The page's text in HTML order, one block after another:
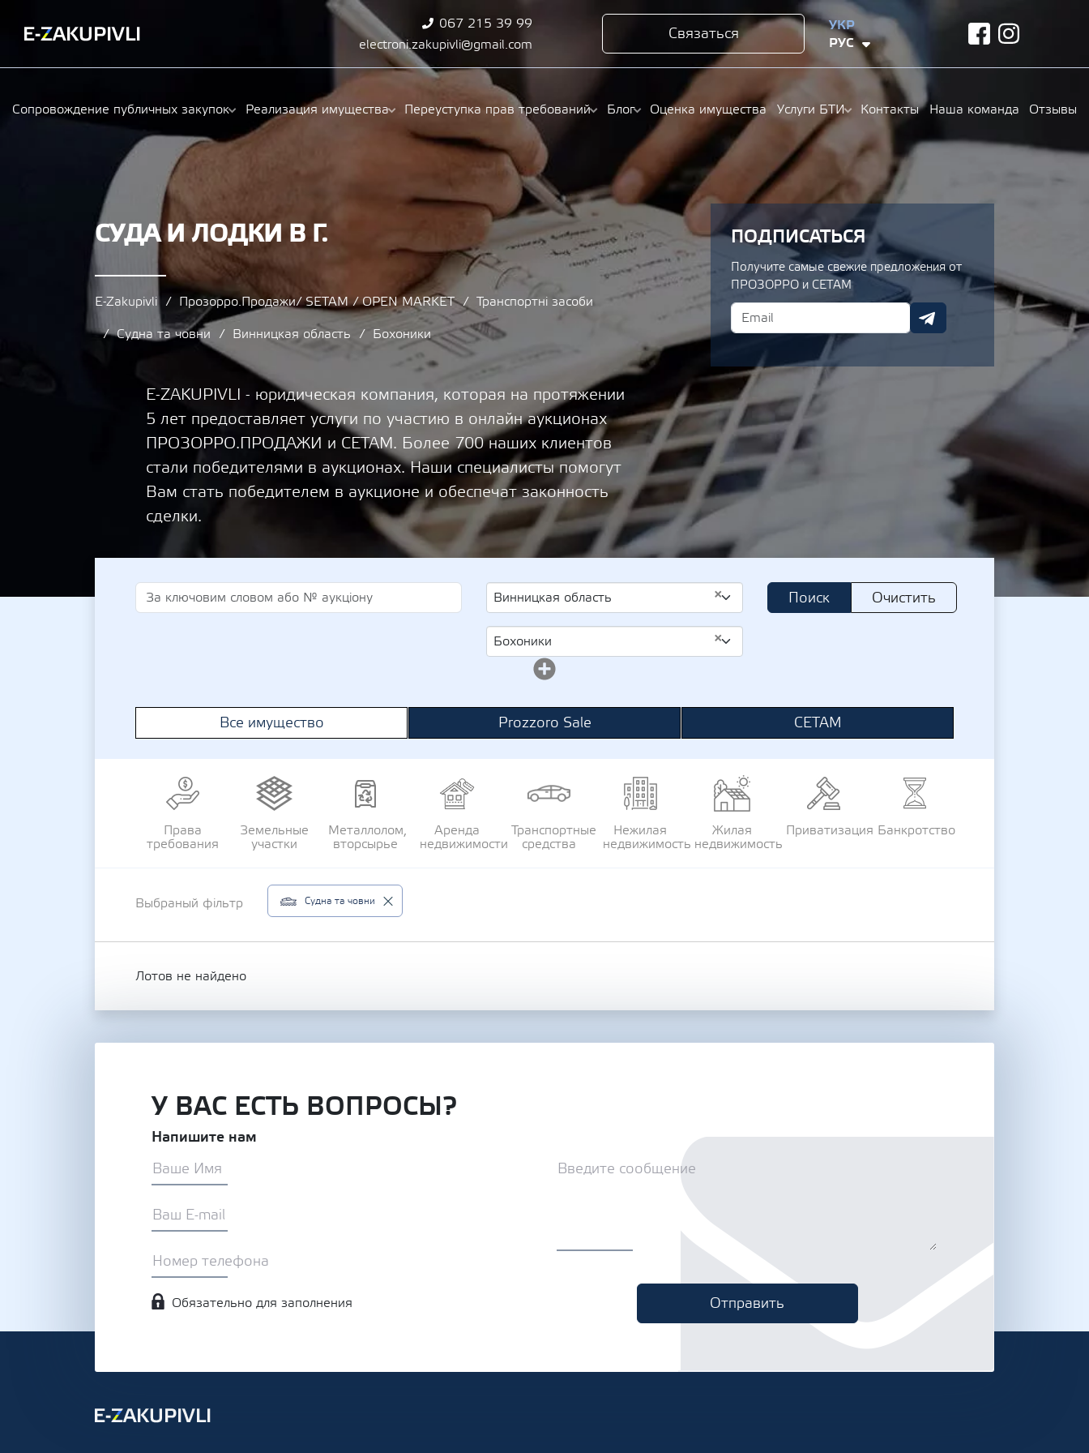
067 215 39 99
electroni.zakupivli@gmail.com
Связаться
УКР
РУС
facebook
Сопровождение публичных закупок Реализация имущества Переуступка прав требований Блог Оценка имущества Услуги БТИ Контакты Наша команда Отзывы
СУДА И ЛОДКИ В Г.
E-Zakupivli Прозорро.Продажи/ SETAM / OPEN MARKET
Транспортні засоби
Судна та човни
Винницкая область Бохоники
E-ZAKUPIVLI - юридическая компания, которая на протяжении
5 лет предоставляет услуги по участию в онлайн аукционах
ПРОЗОРРО.ПРОДАЖИ и СЕТАМ. Более 700 наших клиентов
стали победителями в аукционах. Наши специалисты помогут
Вам стать победителем в аукционе и обеспечат законность
сделки.
ПОДПИСАТЬСЯ
Получите самые свежие предложения от
ПРОЗОРРО и СЕТАМ
×
Винницкая область
×
Бохоники
Поиск Очистить
Все имущество Prozzoro Sale СЕТАМ
Права
требования
Земельные
участки
Металлолом,
вторсырье
Аренда
недвижимости
Транспортные
средства
Нежилая
недвижимость
Жилая
недвижимость
Приватизация Банкротство
Выбраный фільтр Судна та човни
Лотов не найдено
У ВАС ЕСТЬ ВОПРОСЫ?
Напишите нам
Обязательно для заполнения